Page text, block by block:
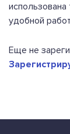
удобной
Еще не